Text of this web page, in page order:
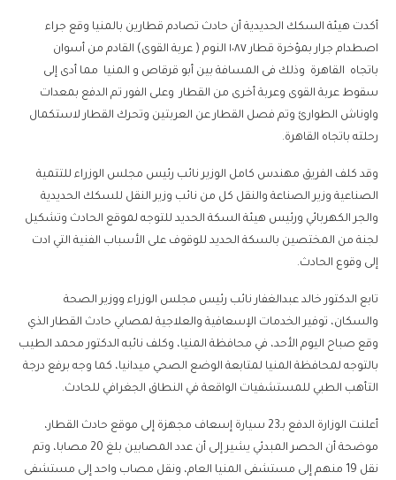
أكدت هيئة السكك الحديدية أن حادث تصادم قطارين بالمنيا وقع جراء
اصطدام جرار بمؤخرة قطار ١٠٨٧ النوم ( عربة القوى) القادم من أسوان
باتجاه القاهرة وذلك فى المسافة بين أبو قرقاص و المنيا مما أدى إلى
سقوط عربة القوى وعربة أخرى من القطار وعلى الفور تم الدفع بمعدات
واوناش الطوارئ وتم فصل القطار عن العربتين وتحرك القطار لاستكمال
رحلته باتجاه القاهرة.
وقد كلف الفريق مهندس كامل الوزير نائب رئيس مجلس الوزراء للتتمية
الصناعية وزير الصناعة والنقل كل من نائب وزير النقل للسكك الحديدية
والجر الكهربائي ورئيس هيئة السكة الحديد للتوجه لموقع الحادث وتشكيل
لجنة من المختصين بالسكة الحديد للوقوف على الأسباب الفنية التي ادت
إلى وقوع الحادث.
تابع الدكتور خالد عبدالغفار نائب رئيس مجلس الوزراء ووزير الصحة
والسكان، توفير الخدمات الإسعافية والعلاجية لمصابي حادث القطار الذي
وقع صباح اليوم الأحد، في محافظة المنيا، وكلف نائبه الدكتور محمد الطيب
بالتوجه لمحافظة المنيا لمتابعة الوضع الصحي ميدانيا، كما وجه برفع درجة
التأهب الطبي للمستشفيات الواقعة في النطاق الجغرافي للحادث.
أعلنت الوزارة الدفع بـ23 سيارة إسعاف مجهزة إلى موقع حادث القطار،
موضحة أن الحصر المبدئي يشير إلى أن عدد المصابين بلغ 20 مصابا، وتم
نقل 19 منهم إلى مستشفى المنيا العام، ونقل مصاب واحد إلى مستشفى